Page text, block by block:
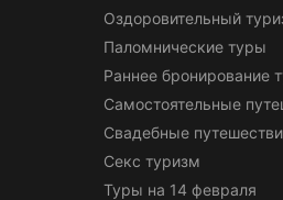
Оздоровительный
Паломнические туры
Раннее бронирование
Самостоятельные
Свадебные
Секс туризм
Туры на 14 февраля